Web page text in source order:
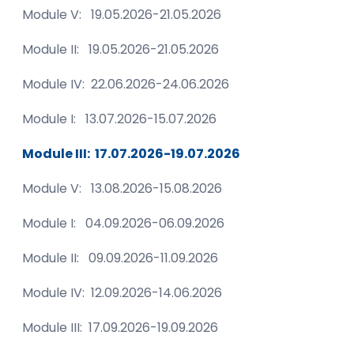
Module V: 19.05.2026-21.05.2026
Module II: 19.05.2026-21.05.2026
Module IV: 22.06.2026-24.06.2026
Module I: 13.07.2026-15.07.2026
Module III: 17.07.2026-19.07.2026
Module V: 13.08.2026-15.08.2026
Module I: 04.09.2026-06.09.2026
Module II: 09.09.2026-11.09.2026
Module IV: 12.09.2026-14.06.2026
Module III: 17.09.2026-19.09.2026